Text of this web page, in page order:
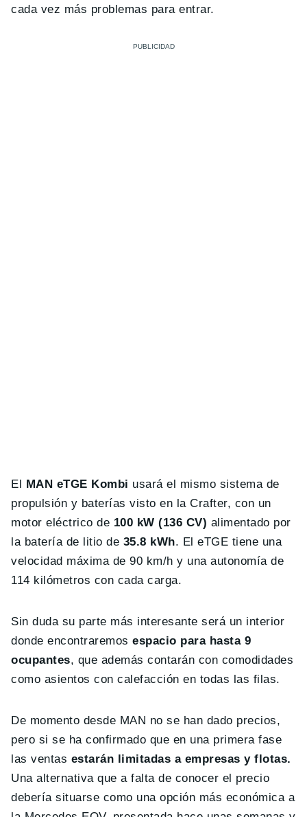
cada vez más problemas para entrar.
El MAN eTGE Kombi usará el mismo sistema de
propulsión y baterías visto en la Crafter, con un
motor eléctrico de 100 kW (136 CV) alimentado por
la batería de litio de 35.8 kWh. El eTGE tiene una
velocidad máxima de 90 km/h y una autonomía de
114 kilómetros con cada carga.
Sin duda su parte más interesante será un interior
donde encontraremos espacio para hasta 9
ocupantes, que además contarán con comodidades
como asientos con calefacción en todas las filas.
De momento desde MAN no se han dado precios,
pero si se ha confirmado que en una primera fase
las ventas estarán limitadas a empresas y flotas.
Una alternativa que a falta de conocer el precio
debería situarse como una opción más económica a